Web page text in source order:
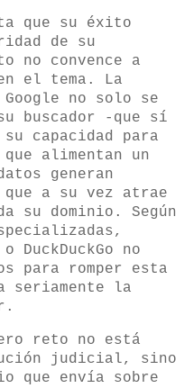
que su éxito
de su
no convence a
el tema. La
no solo se
buscador -que sí
capacidad para
alimentan un
generan
a su vez atrae
su dominio. Según
DuckDuckGo no
para romper esta
seriamente la
.
reto no está
judicial, sino
que envía sobre